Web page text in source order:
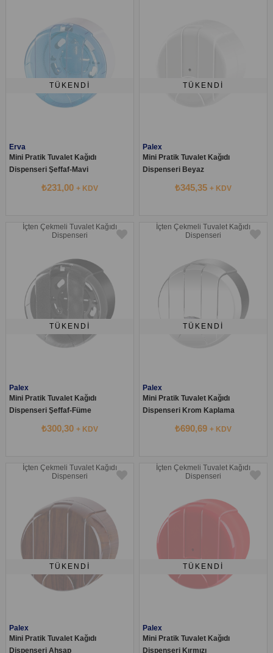
TÜKENDI
Erva
Mini Pratik Tuvalet Kağıdı
Dispenseri Şeffaf-Mavi
₺231,00 + KDV
TÜKENDI
Palex
Mini Pratik Tuvalet Kağıdı
Dispenseri Beyaz
₺345,35+ KDV
İçten Çekmeli Tuvalet Kağıdı
Dispenseri
TÜKENDI
Palex
Mini Pratik Tuvalet Kağıdı
Dispenseri Şeffaf-Füme
₺300,30 + KDV
İçten Çekmeli Tuvalet Kağıdı
Dispenseri
TÜKENDI
Palex
Mini Pratik Tuvalet Kağıdı
Dispenseri Krom Kaplama
₺690,69+ KDV
İçten Çekmeli Tuvalet Kağıdı
Dispenseri
TÜKENDI
Palex
Mini Pratik Tuvalet Kağıdı
Dispenseri Ahşap
İçten Çekmeli Tuvalet Kağıdı
Dispenseri
TÜKENDI
Palex
Mini Pratik Tuvalet Kağıdı
Dispenseri Kırmızı